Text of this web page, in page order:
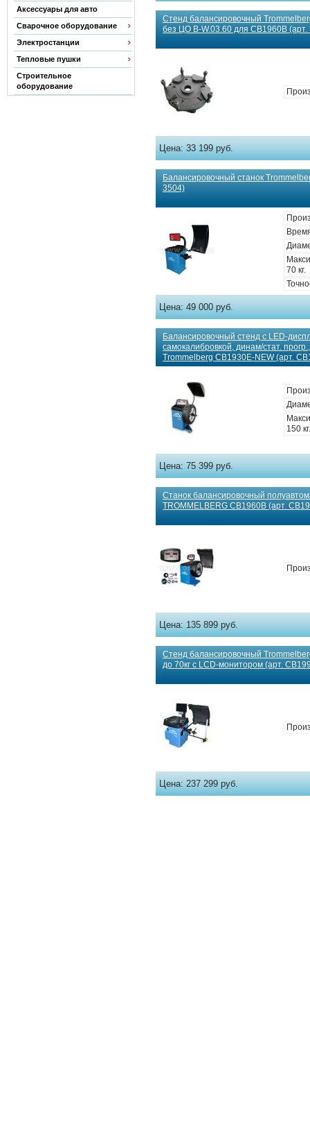
Аксессуары для авто
Сварочное оборудование
Электростанции
Тепловые пушки
Строительное
оборудование
Стенд балансировочный
без ЦО B-W.03.60 для CB1960B (арт.
Цена: 33 199 руб.
Балансировочный станок
3504)
70 кг.
Цена: 49 000 руб.
Балансировочный стенд с LED-
самокалибровкой, динам/стат.
Trommelberg CB1930E-NEW (арт.
150 кг.
Цена: 75 399 руб.
Станок балансировочный
TROMMELBERG CB1960B (арт.
Цена: 135 899 руб.
Стенд балансировочный
до 70кг с LCD-монитором (арт.
Цена: 237 299 руб.